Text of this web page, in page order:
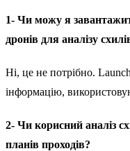
1- Чи можу я
дронів для аналізу
Ні, це не потрібно.
інформацію,
2- Чи корисний аналіз
планів проходів?